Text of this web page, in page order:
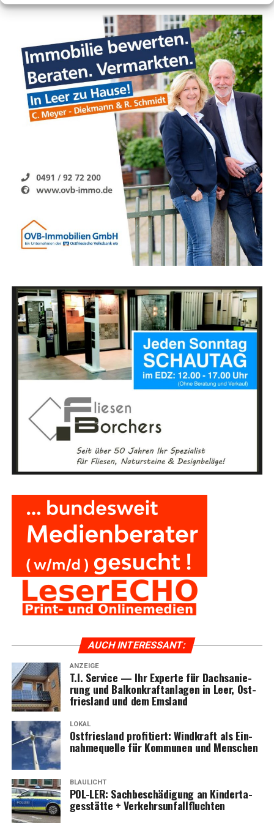
mit unse­rer Exper­ti­se und Lei­den­schaft für hoch­wer­ti­
ges Hand­werk zur Sei­te. Mit unse­rem Team von erfah­re­
nen Hand­wer­kern bie­ten wir Ihnen zuver­läs­si­ge Lösun­
gen für Ihre Bau­vor­ha­ben. Von Dach­sa­nie­run­gen bis zur
Instal­la­ti­on von Bal­kon­kraft­an­la­gen – wir set­zen auf
Qua­li­tät und Kun­den­zu­frie­den­heit. Ver­trau­en Sie auf
unse­re Kom­pe­tenz und fin­den Sie Ihren Hand­wer­ker auf
bauwole.de!
Die Küche unse­res Hau­ses bie­tet eine Viel­zahl von Fisch­
spe­zia­li­tä­ten, Fleisch­ge­rich­te vom Grill und aus der Spa­ni­
schen Küche, sowie regio­na­le Gerich­te, Sup­pen, Sala­te und
Nach­spei­sen. Alle Spei­sen wer­den bei uns frisch zube­rei­
tet. Auch unse­re urge­müt­li­chen Gast­stät­te lädt zu ver­wei­
len ein auf ein küh­les Bier oder ande­re Erfrischungen.
KNOTENPUNKTSYSTEM IN GROSSEFEHN
AUCH INTER­ES­SANT:
ANZEIGE
T.I. Ser­vice — Ihr Exper­te für Dach­sa­nie­
rung und Bal­kon­kraft­an­la­gen in Leer, Ost­
fries­land und dem Emsland
LOKAL
Ost­fries­land pro­fi­tiert: Wind­kraft als Ein­
nah­me­quel­le für Kom­mu­nen und Menschen
BLAULICHT
POL-LER: Sach­be­schä­di­gung an Kin­der­ta­
ges­stät­te + Verkehrsunfallfluchten